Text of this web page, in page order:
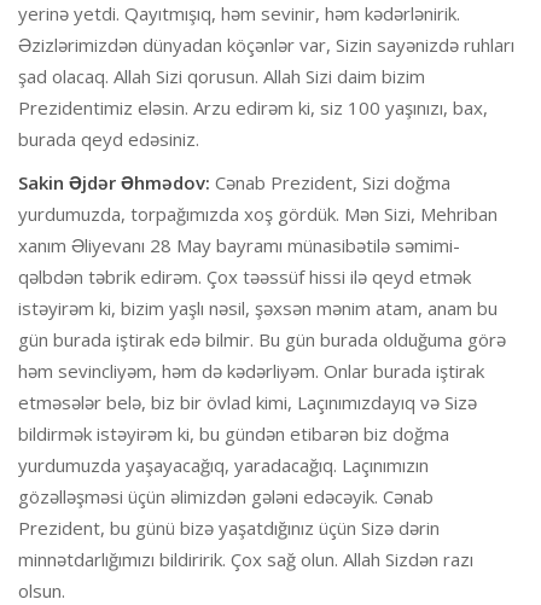
yerinə yetdi. Qayıtmışıq, həm sevinir, həm kədərlənirik.
Əzizlərimizdən dünyadan köçənlər var, Sizin sayənizdə ruhları
şad olacaq. Allah Sizi qorusun. Allah Sizi daim bizim
Prezidentimiz eləsin. Arzu edirəm ki, siz 100 yaşınızı, bax,
burada qeyd edəsiniz.
Sakin Əjdər Əhmədov: Cənab Prezident, Sizi doğma
yurdumuzda, torpağımızda xoş gördük. Mən Sizi, Mehriban
xanım Əliyevanı 28 May bayramı münasibətilə səmimi-
qəlbdən təbrik edirəm. Çox təəssüf hissi ilə qeyd etmək
istəyirəm ki, bizim yaşlı nəsil, şəxsən mənim atam, anam bu
gün burada iştirak edə bilmir. Bu gün burada olduğuma görə
həm sevincliyəm, həm də kədərliyəm. Onlar burada iştirak
etməsələr belə, biz bir övlad kimi, Laçınımızdayıq və Sizə
bildirmək istəyirəm ki, bu gündən etibarən biz doğma
yurdumuzda yaşayacağıq, yaradacağıq. Laçınımızın
gözəlləşməsi üçün əlimizdən gələni edəcəyik. Cənab
Prezident, bu günü bizə yaşatdığınız üçün Sizə dərin
minnətdarlığımızı bildiririk. Çox sağ olun. Allah Sizdən razı
olsun.